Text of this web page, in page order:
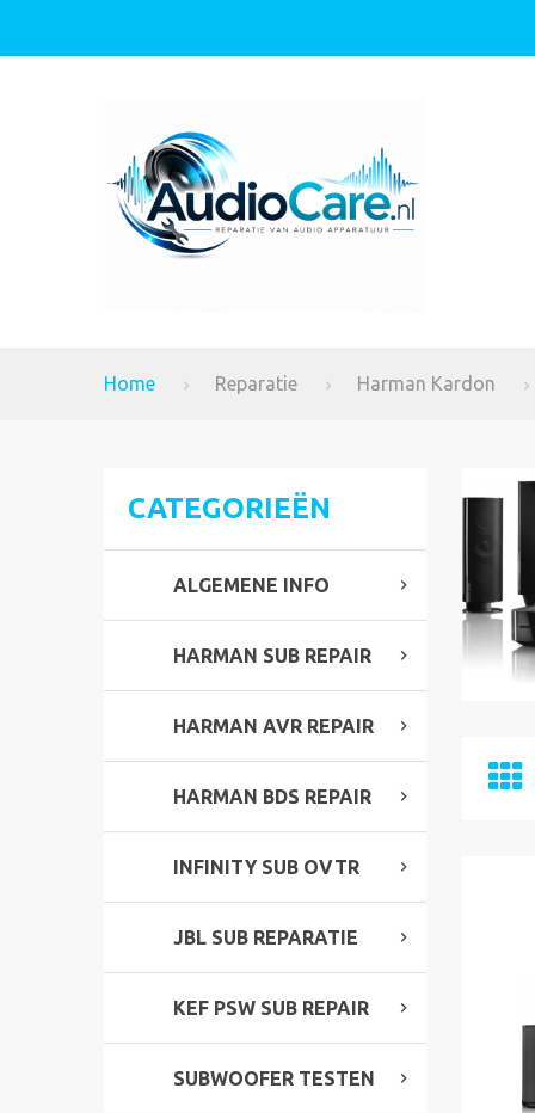
Home Reparatie Harman Kardon
CATEGORIEËN
ALGEMENE INFO
HARMAN SUB REPAIR
HARMAN AVR REPAIR
HARMAN BDS REPAIR
INFINITY SUB OVTR
JBL SUB REPARATIE
KEF PSW SUB REPAIR
SUBWOOFER TESTEN